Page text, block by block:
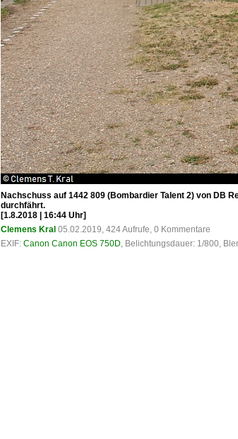
Nachschuss auf 1442 809 (Bombardier Talent 2) von DB
durchfährt.
[1.8.2018 | 16:44 Uhr]
Clemens Kral 05.02.2019, 424 Aufrufe, 0 Kommentare
EXIF: Canon Canon EOS 750D, Belichtungsdauer: 1/800,